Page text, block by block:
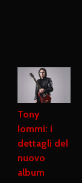
Tony
Iommi: i
dettagli del
nuovo
album